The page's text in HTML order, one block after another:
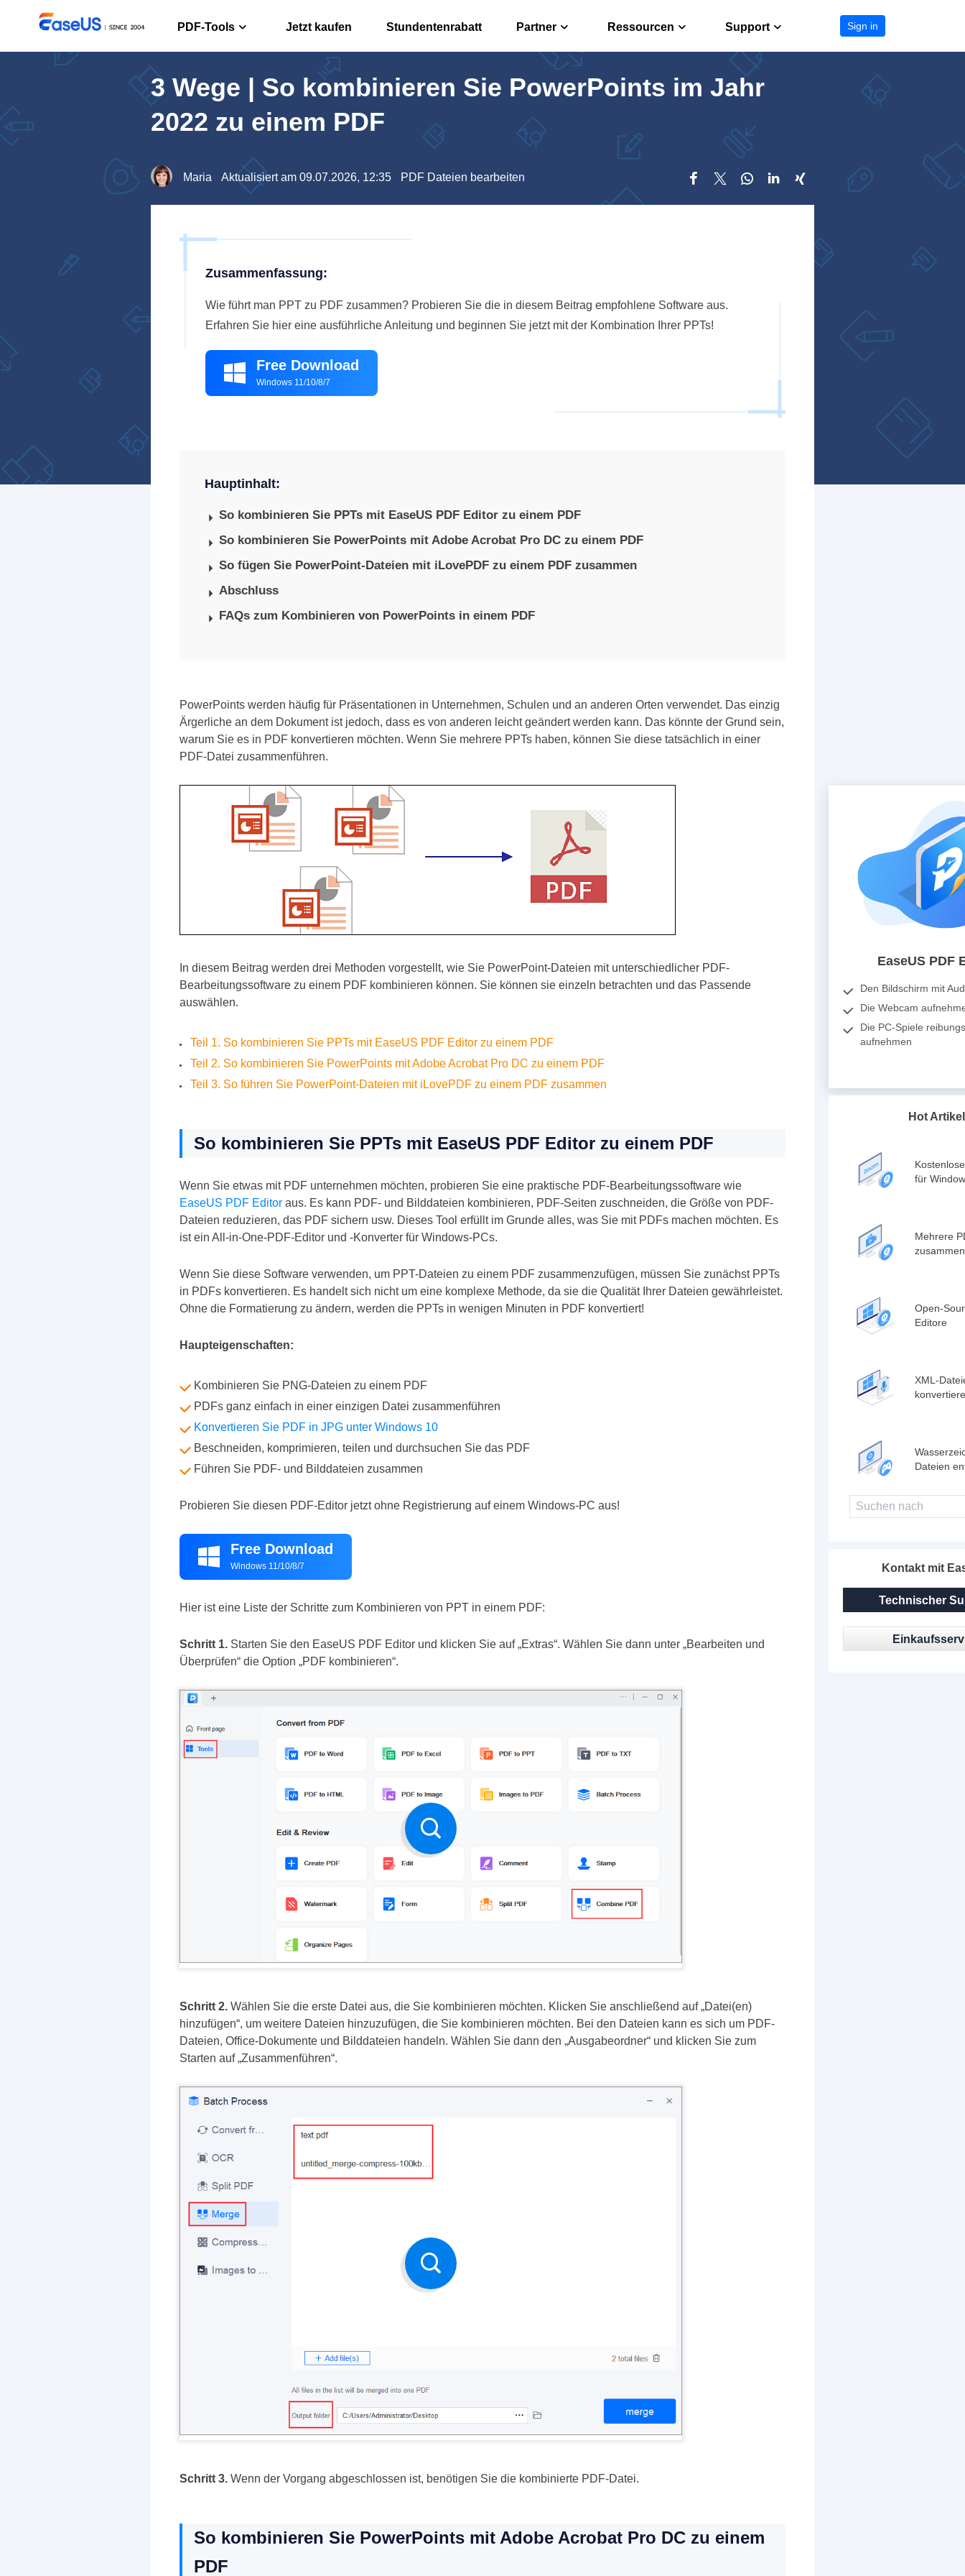
PDF-Tools
PDF Editor
Jetzt kaufen Stundentenrabatt Partner
Affiliate
Reseller
EaseUS Reseller zu werden
Ressourcen
Vorschau als Standard festlegen
Passwort aus Word entfernen
Transparenten Hintergrund erstellen
Support
Support-Center
Anleitungen, Lizenz, Kontakt
Chat-Support
Vorverkaufsanfrage
Chat mit einem
Sign in
3 Wege | So kombinieren Sie PowerPoints im Jahr
2022 zu einem PDF
Maria Aktualisiert am 09.07.2026, 12:35 PDF Dateien bearbeiten     
Zusammenfassung:
Wie führt man PPT zu PDF zusammen? Probieren Sie die in diesem Beitrag empfohlene Software aus.
Erfahren Sie hier eine ausführliche Anleitung und beginnen Sie jetzt mit der Kombination Ihrer PPTs!
 Free Download
Windows 11/10/8/7
Hauptinhalt:
So kombinieren Sie PPTs mit EaseUS PDF Editor zu einem PDF
So kombinieren Sie PowerPoints mit Adobe Acrobat Pro DC zu einem PDF
So fügen Sie PowerPoint-Dateien mit iLovePDF zu einem PDF zusammen
Abschluss
FAQs zum Kombinieren von PowerPoints in einem PDF
PowerPoints werden häufig für Präsentationen in Unternehmen, Schulen und an anderen Orten verwendet. Das einzig
Ärgerliche an dem Dokument ist jedoch, dass es von anderen leicht geändert werden kann. Das könnte der Grund sein,
warum Sie es in PDF konvertieren möchten. Wenn Sie mehrere PPTs haben, können Sie diese tatsächlich in einer
PDF-Datei zusammenführen.
In diesem Beitrag werden drei Methoden vorgestellt, wie Sie PowerPoint-Dateien mit unterschiedlicher PDF-
Bearbeitungssoftware zu einem PDF kombinieren können. Sie können sie einzeln betrachten und das Passende
auswählen.
Teil 1. So kombinieren Sie PPTs mit EaseUS PDF Editor zu einem PDF
Teil 2. So kombinieren Sie PowerPoints mit Adobe Acrobat Pro DC zu einem PDF
Teil 3. So führen Sie PowerPoint-Dateien mit iLovePDF zu einem PDF zusammen
So kombinieren Sie PPTs mit EaseUS PDF Editor zu einem PDF
Wenn Sie etwas mit PDF unternehmen möchten, probieren Sie eine praktische PDF-Bearbeitungssoftware wie
EaseUS PDF Editor aus. Es kann PDF- und Bilddateien kombinieren, PDF-Seiten zuschneiden, die Größe von PDF-
Dateien reduzieren, das PDF sichern usw. Dieses Tool erfüllt im Grunde alles, was Sie mit PDFs machen möchten. Es
ist ein All-in-One-PDF-Editor und -Konverter für Windows-PCs.
Wenn Sie diese Software verwenden, um PPT-Dateien zu einem PDF zusammenzufügen, müssen Sie zunächst PPTs
in PDFs konvertieren. Es handelt sich nicht um eine komplexe Methode, da sie die Qualität Ihrer Dateien gewährleistet.
Ohne die Formatierung zu ändern, werden die PPTs in wenigen Minuten in PDF konvertiert!
Haupteigenschaften:
Kombinieren Sie PNG-Dateien zu einem PDF
PDFs ganz einfach in einer einzigen Datei zusammenführen
Konvertieren Sie PDF in JPG unter Windows 10
Beschneiden, komprimieren, teilen und durchsuchen Sie das PDF
Führen Sie PDF- und Bilddateien zusammen
Probieren Sie diesen PDF-Editor jetzt ohne Registrierung auf einem Windows-PC aus!
 Free Download
Windows 11/10/8/7
Hier ist eine Liste der Schritte zum Kombinieren von PPT in einem PDF:
Schritt 1. Starten Sie den EaseUS PDF Editor und klicken Sie auf „Extras“. Wählen Sie dann unter „Bearbeiten und
Überprüfen“ die Option „PDF kombinieren“.
Schritt 2. Wählen Sie die erste Datei aus, die Sie kombinieren möchten. Klicken Sie anschließend auf „Datei(en)
hinzufügen“, um weitere Dateien hinzuzufügen, die Sie kombinieren möchten. Bei den Dateien kann es sich um PDF-
Dateien, Office-Dokumente und Bilddateien handeln. Wählen Sie dann den „Ausgabeordner“ und klicken Sie zum
Starten auf „Zusammenführen“.
Schritt 3. Wenn der Vorgang abgeschlossen ist, benötigen Sie die kombinierte PDF-Datei.
So kombinieren Sie PowerPoints mit Adobe Acrobat Pro DC zu einem
PDF
EaseUS PDF
Den Bildschirm mit
Die Webcam
Die PC-Spiele
aufnehmen
Hot Artikel
für
Mehrere
Open-
Editore
XML-
Dateien
Kontakt mit
Technischer